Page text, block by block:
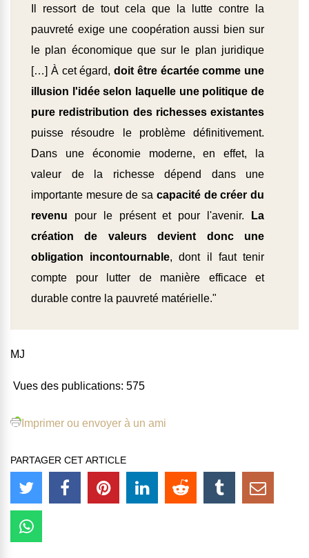
Il ressort de tout cela que la lutte contre la
pauvreté exige une coopération aussi bien sur
le plan économique que sur le plan juridique
[…] À cet égard, doit être écartée comme une
illusion l'idée selon laquelle une politique de
pure redistribution des richesses existantes
puisse résoudre le problème définitivement.
Dans une économie moderne, en effet, la
valeur de la richesse dépend dans une
importante mesure de sa capacité de créer du
revenu pour le présent et pour l'avenir.
La
création de valeurs devient donc une
obligation incontournable, dont il faut tenir
compte pour lutter de manière efficace et
durable contre la pauvreté matérielle."
MJ
Vues des publications: 575
Imprimer ou envoyer à un ami
PARTAGER CET ARTICLE